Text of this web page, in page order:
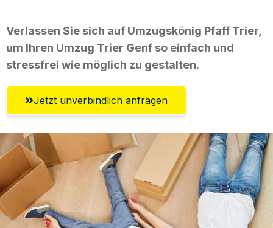
Verlassen Sie sich auf Umzugskönig Pfaff Trier,
um Ihren Umzug Trier Genf so einfach und
stressfrei wie möglich zu gestalten.
Jetzt unverbindlich anfragen